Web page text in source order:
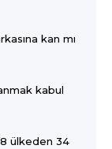
kan mı
kabul
ülkeden 34